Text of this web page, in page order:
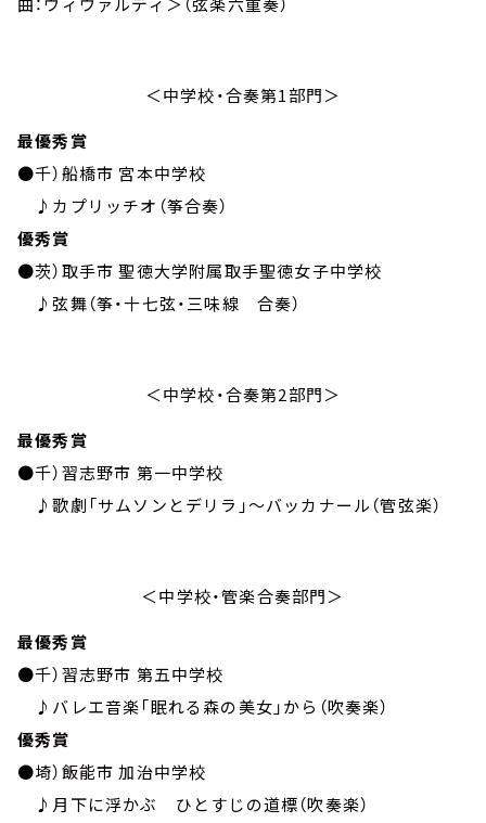
＜中学校・合奏第1部門＞
最優秀賞
●千）船橋市 宮本中学校
♪カプリッチオ（筝合奏）
優秀賞
●茨）取手市 聖徳大学附属取手聖徳女子中学校
♪弦舞（筝・十七弦・三味線 合奏）
＜中学校・合奏第2部門＞
最優秀賞
●千）習志野市 第一中学校
♪歌劇「サムソンとデリラ」～バッカナール（管弦楽）
＜中学校・管楽合奏部門＞
最優秀賞
●千）習志野市 第五中学校
♪バレエ音楽「眠れる森の美女」から（吹奏楽）
優秀賞
●埼）飯能市 加治中学校
♪月下に浮かぶ ひとすじの道標（吹奏楽）